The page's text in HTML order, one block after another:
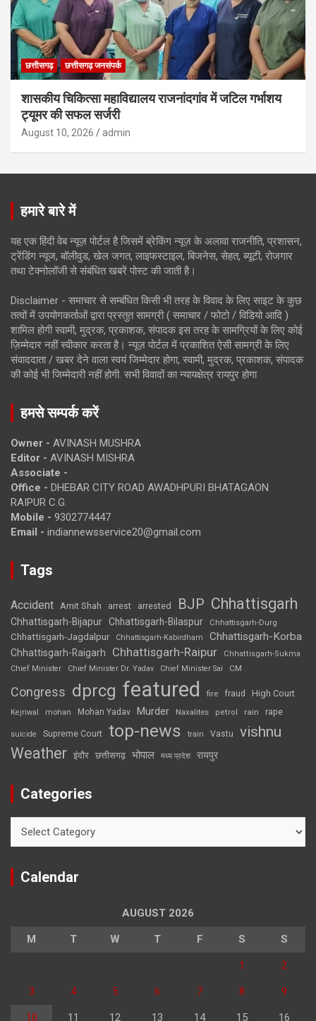
छत्तीसगढ़ छत्तीसगढ़ जनसंपर्क
शासकीय चिकित्सा महाविद्यालय राजनांदगांव में जटिल गर्भाशय
ट्यूमर की सफल सर्जरी
August 10, 2026 admin
हमारे बारे में
यह एक हिंदी वेब न्यूज़ पोर्टल है जिसमें ब्रेकिंग न्यूज़ के अलावा राजनीति, प्रशासन,
ट्रेंडिंग न्यूज, बॉलीवुड, खेल जगत, लाइफस्टाइल, बिजनेस, सेहत, ब्यूटी, रोजगार
तथा टेक्नोलॉजी से संबंधित खबरें पोस्ट की जाती है।
Disclaimer - समाचार से सम्बंधित किसी भी तरह के विवाद के लिए साइट के कुछ
तत्वों में उपयोगकर्ताओं द्वारा प्रस्तुत सामग्री ( समाचार / फोटो / विडियो आदि )
शामिल होगी स्वामी, मुद्रक, प्रकाशक, संपादक इस तरह के सामग्रियों के लिए कोई
ज़िम्मेदार नहीं स्वीकार करता है। न्यूज़ पोर्टल में प्रकाशित ऐसी सामग्री के लिए
संवाददाता / खबर देने वाला स्वयं जिम्मेदार होगा, स्वामी, मुद्रक, प्रकाशक, संपादक
की कोई भी जिम्मेदारी नहीं होगी. सभी विवादों का न्यायक्षेत्र रायपुर होगा
हमसे सम्पर्क करें
Owner - AVINASH MUSHRA
Editor - AVINASH MISHRA
Associate -
Office - DHEBAR CITY ROAD AWADHPURI BHATAGAON
RAIPUR C.G.
Mobile - 9302774447
Email - indiannewsservice20@gmail.com
Tags
Accident Amit Shah arrest arrested BJP Chhattisgarh
Chhattisgarh-Bijapur Chhattisgarh-Bilaspur Chhattisgarh-Durg
Chhattisgarh-Jagdalpur Chhattisgarh-Kabirdham Chhattisgarh-Korba
Chhattisgarh-Raigarh Chhattisgarh-Raipur
Chhattisgarh-Sukma
Chief Minister
Chief Minister Dr. Yadav Chief Minister Sai CM
Congress dprcg featured fire fraud High Court
Kejriwal mohan Mohan Yadav Murder Naxalites petrol rain rape
suicide Supreme Court top-news train Vastu vishnu
Weather इंदौर छत्तीसगढ़ भोपाल मध्य प्रदेश रायपुर
Categories
Calendar
AUGUST 2026
M T W T F S S
1 2
3 4 5 6 7 8 9
10 11 12 13 14 15 16